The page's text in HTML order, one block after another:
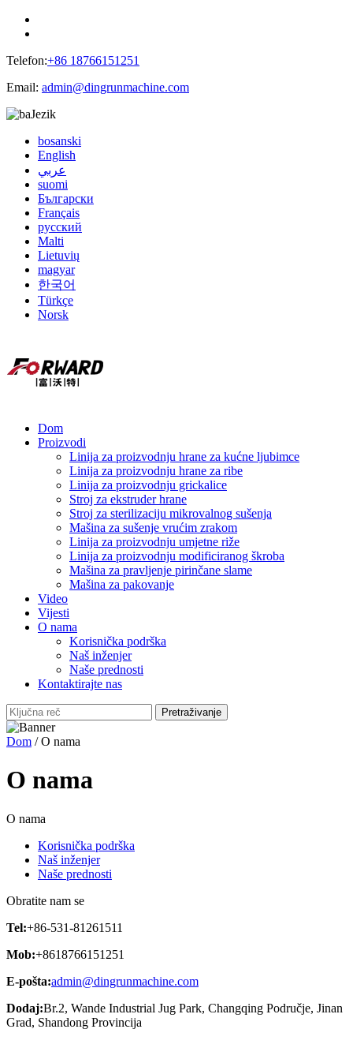
Telefon:+86 18766151251
Email: admin@dingrunmachine.com
Jezik
bosanski
English
عربي
suomi
Български
Français
русский
Malti
Lietuvių
magyar
한국어
Türkçe
Norsk
Dom
Proizvodi
Linija za proizvodnju hrane za kućne ljubimce
Linija za proizvodnju hrane za ribe
Linija za proizvodnju grickalice
Stroj za ekstruder hrane
Stroj za sterilizaciju mikrovalnog sušenja
Mašina za sušenje vrućim zrakom
Linija za proizvodnju umjetne riže
Linija za proizvodnju modificiranog škroba
Mašina za pravljenje pirinčane slame
Mašina za pakovanje
Video
Vijesti
O nama
Korisnička podrška
Naš inženjer
Naše prednosti
Kontaktirajte nas
Dom / O nama
O nama
O nama
Korisnička podrška
Naš inženjer
Naše prednosti
Obratite nam se
Tel:+86-531-81261511
Mob:+8618766151251
E-pošta:admin@dingrunmachine.com
Dodaj:Br.2, Wande Industrial Jug Park, Changqing Područje, Jinan
Grad, Shandong Provincija